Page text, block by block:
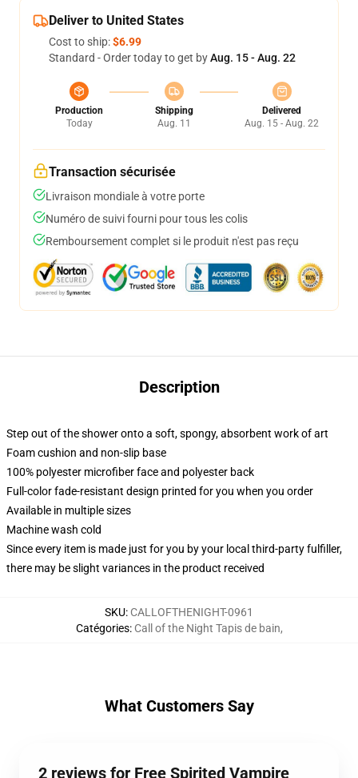
Deliver to United States
Cost to ship:$6.99
Standard - Order today to get byAug. 15 - Aug. 22
Production
Today
Shipping
Aug. 11
Delivered
Aug. 15 - Aug. 22
Transaction sécurisée
Livraison mondiale à votre porte
Numéro de suivi fourni pour tous les colis
Remboursement complet si le produit n'est pas reçu
Description
Step out of the shower onto a soft, spongy, absorbent work of art
Foam cushion and non-slip base
100% polyester microfiber face and polyester back
Full-color fade-resistant design printed for you when you order
Available in multiple sizes
Machine wash cold
Since every item is made just for you by your local third-party fulfiller,
there may be slight variances in the product received
SKU: CALLOFTHENIGHT-0961
Catégories: Call of the Night Tapis de bain,
What Customers Say
2 reviews for Free Spirited Vampire